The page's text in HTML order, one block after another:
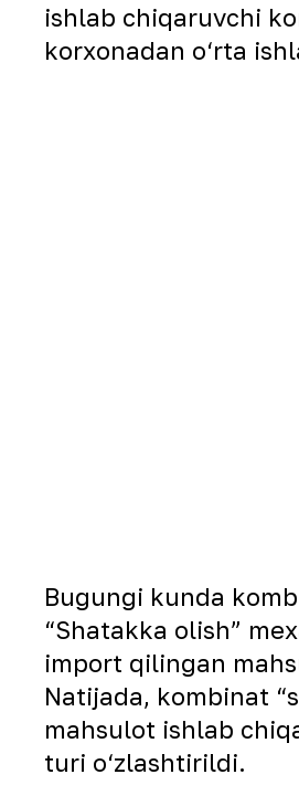
ishlab chiqaruvchi
korxonadan o‘rta
Bugungi kunda
“Shatakka olish”
import qilingan
Natijada, kombinat
mahsulot ishlab
turi o‘zlashtirildi.